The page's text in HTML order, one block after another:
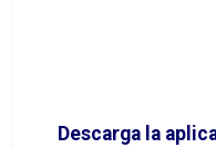
Descarga la